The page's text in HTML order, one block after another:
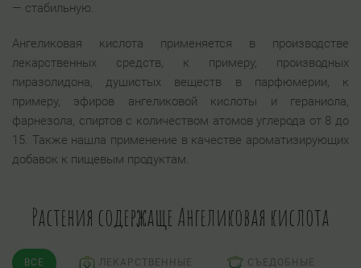
— стабильную.
Ангеликовая кислота применяется в производстве
лекарственных средств, к примеру, производных
пиразолидона, душистых веществ в парфюмерии, к
примеру, эфиров ангеликовой кислоты и гераниола,
фарнезола, спиртов с количеством атомов углерода от 8 до
15. Также нашла применение в качестве ароматизирующих
добавок к пищевым продуктам.
Растения содержаще Ангеликовая кислота
ВСЕ ЛЕКАРСТВЕННЫЕ СЪЕДОБНЫЕ